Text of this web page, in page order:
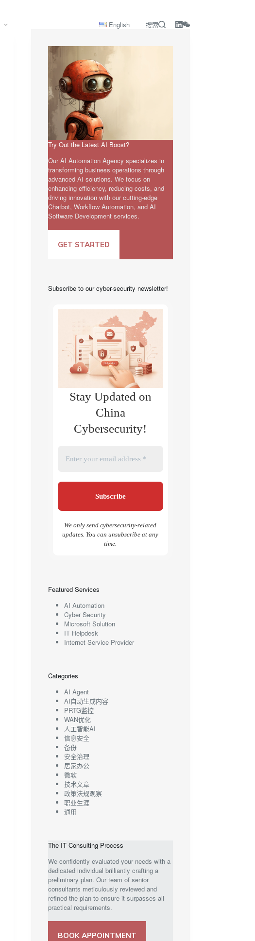
English 搜索
Try Out the Latest AI Boost?
Our AI Automation Agency specializes in
transforming business operations through
advanced AI solutions. We focus on
enhancing efficiency, reducing costs, and
driving innovation with our cutting-edge
Chatbot, Workflow Automation, and AI
Software Development services.
GET STARTED
Subscribe to our cyber-security newsletter!
Stay Updated on
China
Cybersecurity!
We only send cybersecurity-related
updates. You can unsubscribe at any
time.
Featured Services
AI Automation
Cyber Security
Microsoft Solution
IT Helpdesk
Internet Service Provider
Categories
AI Agent
AI自动生成内容
PRTG监控
WAN优化
人工智能AI
信息安全
备份
安全治理
居家办公
微软
技术文章
政策法规观察
职业生涯
通用
The IT Consulting Process
We confidently evaluated your needs with a
dedicated individual brilliantly crafting a
preliminary plan. Our team of senior
consultants meticulously reviewed and
refined the plan to ensure it surpasses all
practical requirements.
BOOK APPOINTMENT